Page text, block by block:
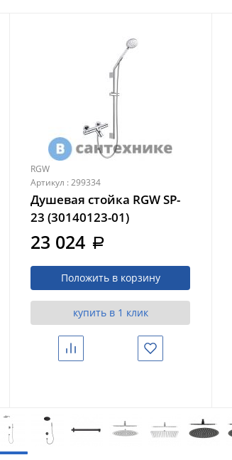
RGW
Артикул : 299334
Душевая стойка RGW SP-
23 (30140123-01)
23 024 a
Положить в корзину
купить в 1 клик
Сравнить Избранное